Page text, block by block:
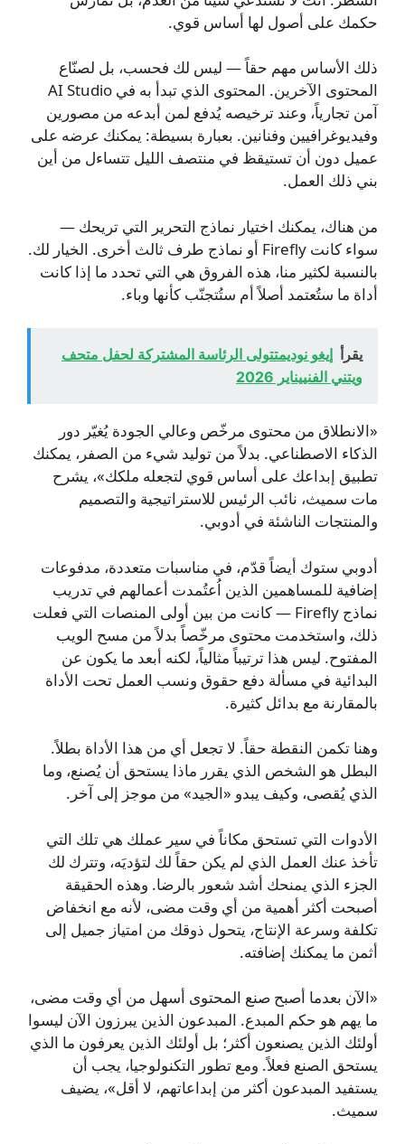
حكمك على أصول لها أساس قوي.
ذلك الأساس مهم حقاً — ليس لك فحسب، بل لصنّاع
المحتوى الآخرين. المحتوى الذي تبدأ به في AI Studio
آمن تجارياً، وعند ترخيصه يُدفع لمن أبدعه من مصورين
وفيديوغرافيين وفنانين. بعبارة بسيطة: يمكنك عرضه على
عميل دون أن تستيقظ في منتصف الليل تتساءل من أين
بني ذلك العمل.
من هناك، يمكنك اختيار نماذج التحرير التي تريحك —
سواء كانت Firefly أو نماذج طرف ثالث أخرى. الخيار لك.
بالنسبة لكثير منا، هذه الفروق هي التي تحدد ما إذا كانت
أداة ما ستُعتمد أصلاً أم ستُتجنّب كأنها وباء.
يقرأ إيغو نوديمتتولى الرئاسة المشتركة لحفل متحف
ويتني الفنييناير 2026
«الانطلاق من محتوى مرخّص وعالي الجودة يُغيّر دور
الذكاء الاصطناعي. بدلاً من توليد شيء من الصفر، يمكنك
تطبيق إبداعك على أساس قوي لتجعله ملكك»، يشرح
مات سميث، نائب الرئيس للاستراتيجية والتصميم
والمنتجات الناشئة في أدوبي.
أدوبي ستوك أيضاً قدّم، في مناسبات متعددة، مدفوعات
إضافية للمساهمين الذين اُعتُمدت أعمالهم في تدريب
نماذج Firefly — كانت من بين أولى المنصات التي فعلت
ذلك، واستخدمت محتوى مرخّصاً بدلاً من مسح الويب
المفتوح. ليس هذا ترتيباً مثالياً، لكنه أبعد ما يكون عن
البدائية في مسألة دفع حقوق ونسب العمل تحت الأداة
بالمقارنة مع بدائل كثيرة.
وهنا تكمن النقطة حقاً. لا تجعل أي من هذا الأداة بطلاً.
البطل هو الشخص الذي يقرر ماذا يستحق أن يُصنع، وما
الذي يُقصى، وكيف يبدو «الجيد» من موجز إلى آخر.
الأدوات التي تستحق مكاناً في سير عملك هي تلك التي
تأخذ عنك العمل الذي لم يكن حقاً لك لتؤديَه، وتترك لك
الجزء الذي يمنحك أشد شعور بالرضا. وهذه الحقيقة
أصبحت أكثر أهمية من أي وقت مضى، لأنه مع انخفاض
تكلفة وسرعة الإنتاج، يتحول ذوقك من امتياز جميل إلى
أثمن ما يمكنك إضافته.
«الآن بعدما أصبح صنع المحتوى أسهل من أي وقت مضى،
ما يهم هو حكم المبدع. المبدعون الذين يبرزون الآن ليسوا
أولئك الذين يصنعون أكثر؛ بل أولئك الذين يعرفون ما الذي
يستحق الصنع فعلاً. ومع تطور التكنولوجيا، يجب أن
يستفيد المبدعون أكثر من إبداعاتهم، لا أقل»، يضيف
سميث.